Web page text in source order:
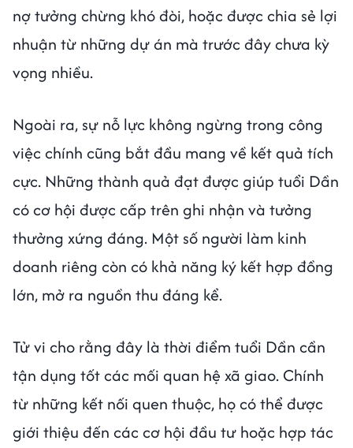
nợ tưởng chừng khó đòi, hoặc được chia sẻ lợi
nhuận từ những dự án mà trước đây chưa kỳ
vọng nhiều.
Ngoài ra, sự nỗ lực không ngừng trong công
việc chính cũng bắt đầu mang về kết quả tích
cực. Những thành quả đạt được giúp tuổi Dần
có cơ hội được cấp trên ghi nhận và tưởng
thưởng xứng đáng. Một số người làm kinh
doanh riêng còn có khả năng ký kết hợp đồng
lớn, mở ra nguồn thu đáng kể.
Tử vi cho rằng đây là thời điểm tuổi Dần cần
tận dụng tốt các mối quan hệ xã giao. Chính
từ những kết nối quen thuộc, họ có thể được
giới thiệu đến các cơ hội đầu tư hoặc hợp tác